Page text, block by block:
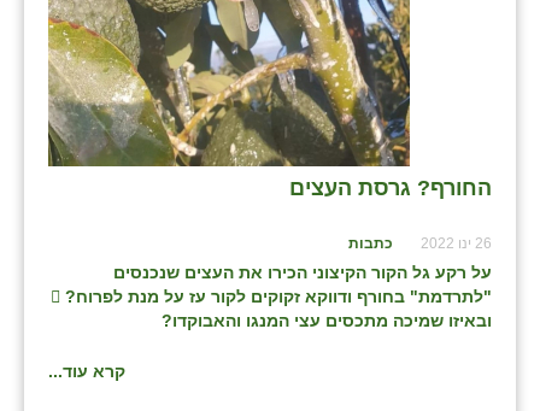
החורף? גרסת העצים
26 ינו 2022 כתבות
על רקע גל הקור הקיצוני הכירו את העצים שנכנסים
"לתרדמת" בחורף ודווקא זקוקים לקור עז על מנת לפרוח? 
ובאיזו שמיכה מתכסים עצי המנגו והאבוקדו?
קרא עוד...